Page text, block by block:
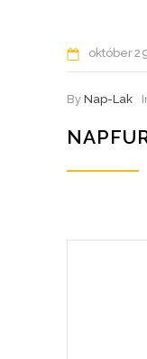
október
By Nap-Lak